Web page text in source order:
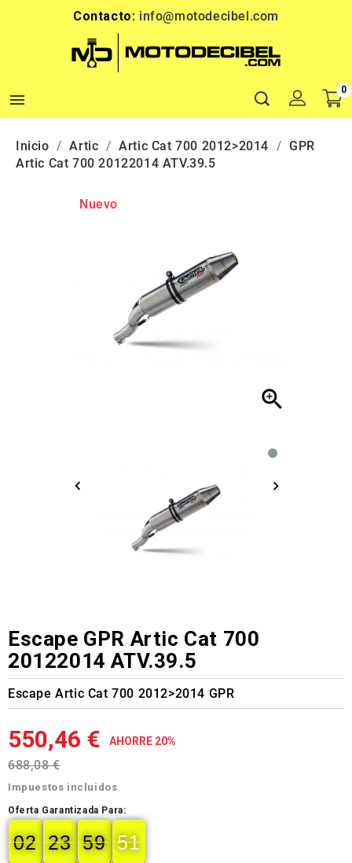
Contacto: info@motodecibel.com

0
Inicio Artic Artic Cat 700 2012>2014
GPR
Artic Cat 700 20122014 ATV.39.5
Nuevo

Escape GPR Artic Cat 700
20122014 ATV.39.5
Escape Artic Cat 700 2012>2014 GPR
550,46 € AHORRE 20%
688,08 €
Impuestos incluidos
Oferta Garantizada Para:
02
02
00 23
23
00 59
59
00 50
50
51